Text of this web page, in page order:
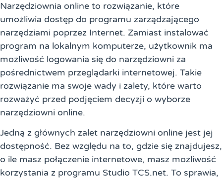
Narzędziownia online to rozwiązanie, które
umożliwia dostęp do programu zarządzającego
narzędziami poprzez Internet. Zamiast instalować
program na lokalnym komputerze, użytkownik ma
możliwość logowania się do narzędziowni za
pośrednictwem przeglądarki internetowej. Takie
rozwiązanie ma swoje wady i zalety, które warto
rozważyć przed podjęciem decyzji o wyborze
narzędziowni online.
Jedną z głównych zalet narzędziowni online jest jej
dostępność. Bez względu na to, gdzie się znajdujesz,
o ile masz połączenie internetowe, masz możliwość
korzystania z programu Studio TCS.net. To sprawia,